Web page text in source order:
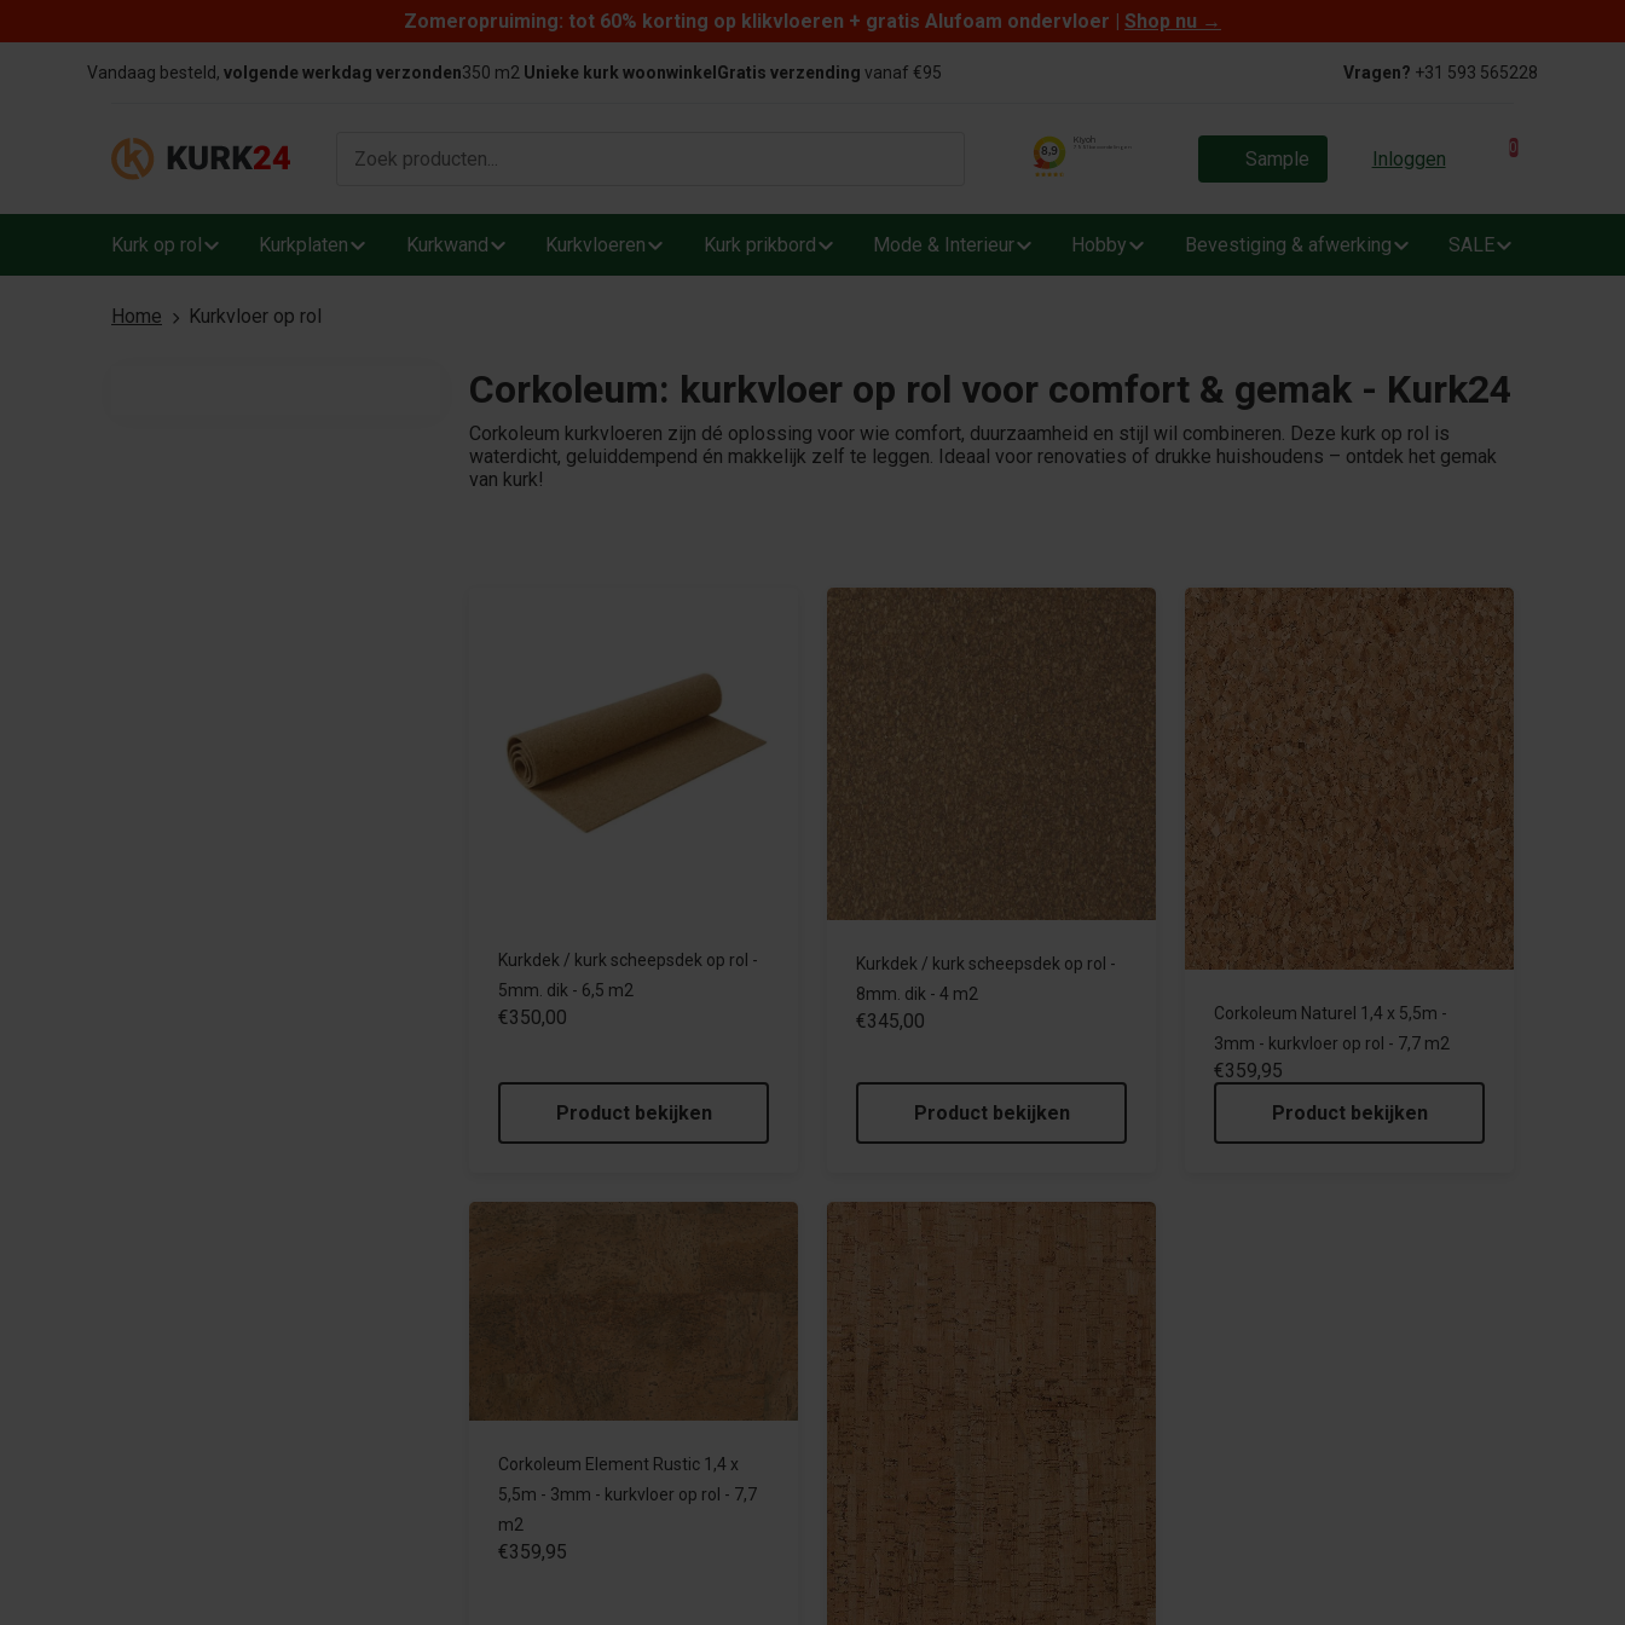
Zomeropruiming: tot 60% korting op klikvloeren + gratis Alufoam ondervloer | Shop nu →
Vandaag besteld, volgende werkdag verzonden350 m2 Unieke kurk woonwinkel Gratis verzending vanaf €95 Vragen? +31 593 565228
Sample Inloggen 0
Kurk op rol Kurkplaten Kurkwand Kurkvloeren Kurk prikbord Mode & Interieur Hobby Bevestiging & afwerking SALE
Home Kurkvloer op rol
Corkoleum: kurkvloer op rol voor comfort & gemak - Kurk24
Corkoleum kurkvloeren zijn dé oplossing voor wie comfort, duurzaamheid en stijl wil combineren. Deze kurk op rol is
waterdicht, geluiddempend én makkelijk zelf te leggen. Ideaal voor renovaties of drukke huishoudens – ontdek het gemak
van kurk!
Kurkdek / kurk scheepsdek op rol -
5mm. dik - 6,5 m2
€350,00
Product bekijken
Kurkdek / kurk scheepsdek op rol -
8mm. dik - 4 m2
€345,00
Product bekijken
Corkoleum Naturel 1,4 x 5,5m -
3mm - kurkvloer op rol - 7,7 m2
€359,95
Product bekijken
Corkoleum Element Rustic 1,4 x
5,5m - 3mm - kurkvloer op rol - 7,7
m2
€359,95